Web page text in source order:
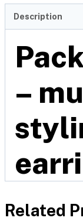
Description
–
Related